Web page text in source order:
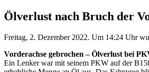
Ölverlust nach Bruch der
Freitag, 2. Dezember 2022. Um 14:24 Uhr
Vorderachse gebrochen – Ölverlust bei
Ein Lenker war mit seinem PKW auf der